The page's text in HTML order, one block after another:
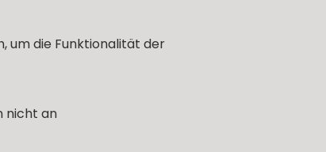
um die Funktionalität der
nicht an